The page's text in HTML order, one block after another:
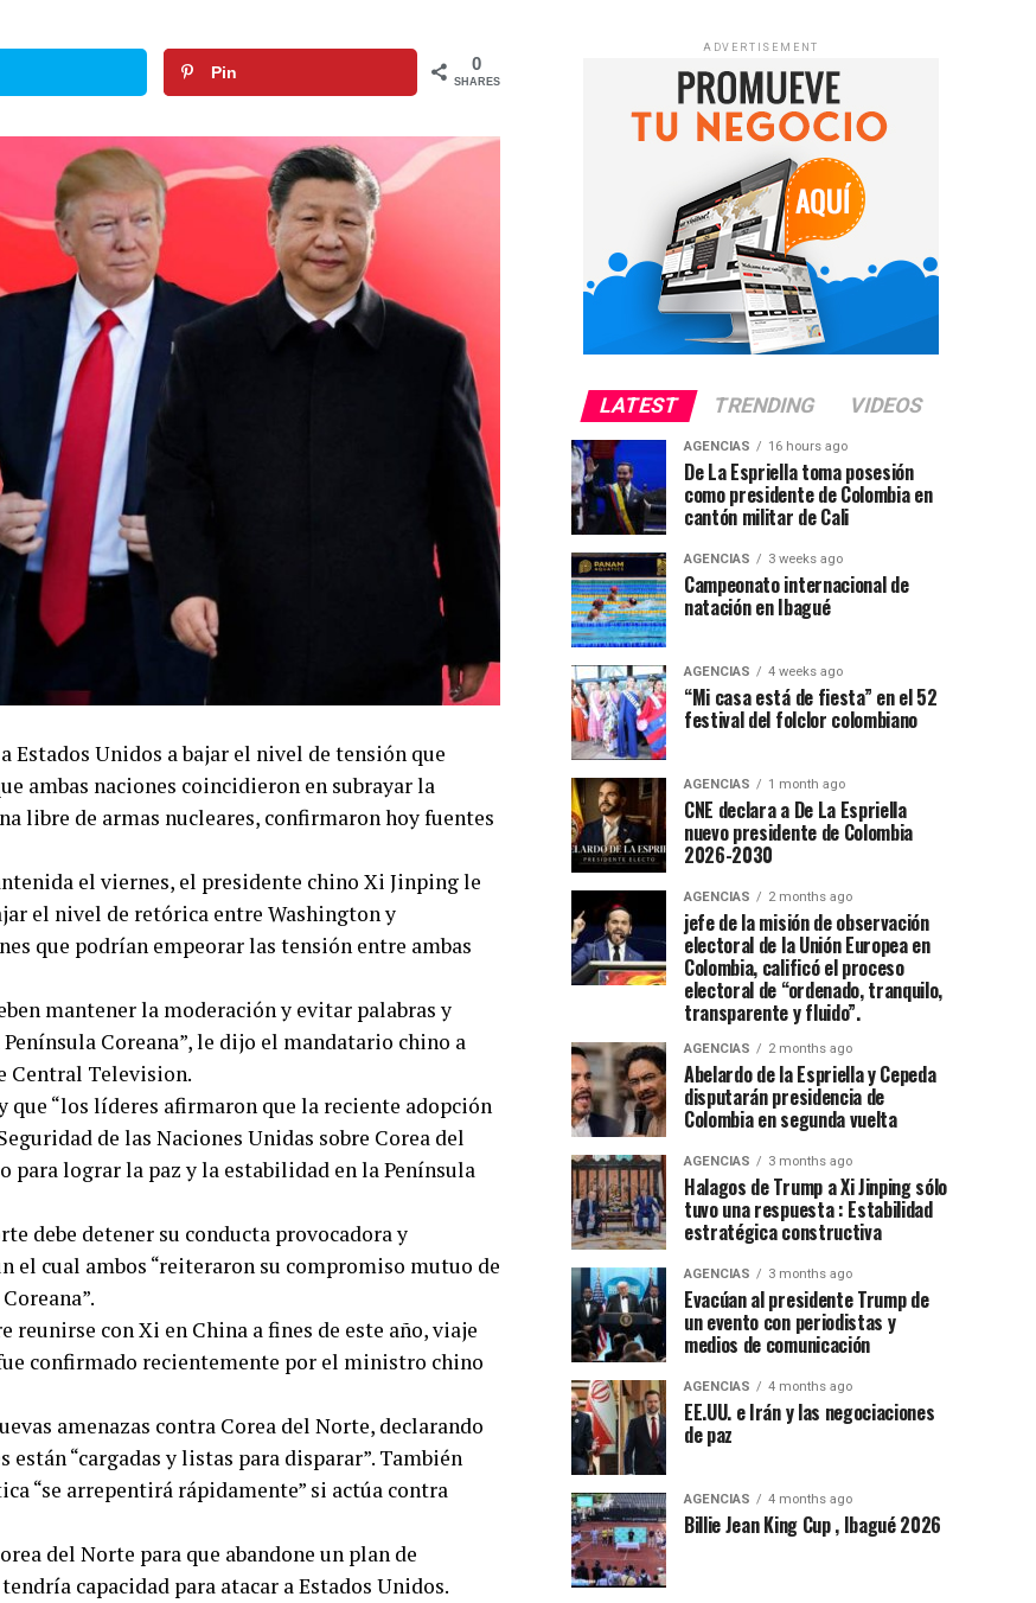
Pin 0
SHARES
Estados Unidos a bajar el nivel de tensión que
ambas naciones coincidieron en subrayar la
libre de armas nucleares, confirmaron hoy fuentes
el viernes, el presidente chino Xi Jinping le
el nivel de retórica entre Washington y
que podrían empeorar las tensión entre ambas
mantener la moderación y evitar palabras y
Coreana”, le dijo el mandatario chino a
Central Television.
que “los líderes afirmaron que la reciente adopción
de las Naciones Unidas sobre Corea del
para lograr la paz y la estabilidad en la Península
debe detener su conducta provocadora y
el cual ambos “reiteraron su compromiso mutuo de
reunirse con Xi en China a fines de este año, viaje
confirmado recientemente por el ministro chino
amenazas contra Corea del Norte, declarando
están “cargadas y listas para disparar”. También
“se arrepentirá rápidamente” si actúa contra
del Norte para que abandone un plan de
capacidad para atacar a Estados Unidos.
ADVERTISEMENT
LATEST TRENDING VIDEOS
AGENCIAS 16 hours ago
De La Espriella toma posesión
como presidente de Colombia en
cantón militar de Cali
AGENCIAS 3 weeks ago
Campeonato internacional de
natación en Ibagué
AGENCIAS 4 weeks ago
“Mi casa está de fiesta” en el 52
festival del folclor colombiano
AGENCIAS 1 month ago
CNE declara a De La Espriella
nuevo presidente de Colombia
2026-2030
AGENCIAS 2 months ago
jefe de la misión de observación
electoral de la Unión Europea en
Colombia, calificó el proceso
electoral de “ordenado, tranquilo,
transparente y fluido”.
AGENCIAS 2 months ago
Abelardo de la Espriella y Cepeda
disputarán presidencia de
Colombia en segunda vuelta
AGENCIAS 3 months ago
Halagos de Trump a Xi Jinping sólo
tuvo una respuesta : Estabilidad
estratégica constructiva
AGENCIAS 3 months ago
Evacúan al presidente Trump de
un evento con periodistas y
medios de comunicación
AGENCIAS 4 months ago
EE.UU. e Irán y las negociaciones
de paz
AGENCIAS 4 months ago
Billie Jean King Cup , Ibagué 2026